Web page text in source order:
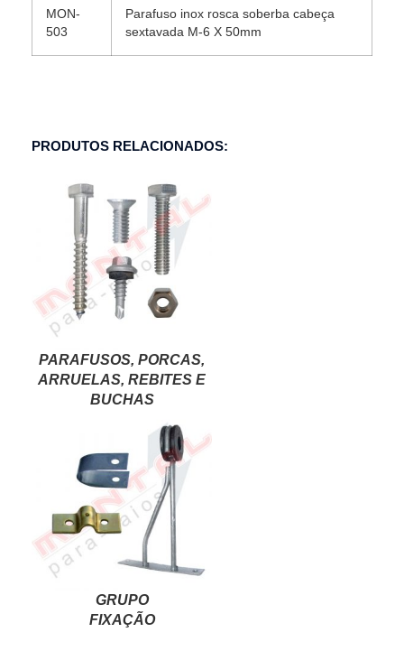
MON-
503
Parafuso inox rosca soberba cabeça
sextavada M-6 X 50mm
PRODUTOS RELACIONADOS:
PARAFUSOS, PORCAS,
ARRUELAS, REBITES E
BUCHAS
GRUPO
FIXAÇÃO